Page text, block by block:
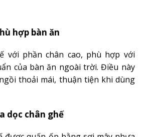
hợp bàn ăn
với phần chân cao, phù hợp với
của bàn ăn ngoài trời. Điều này
thoải mái, thuận tiện khi dùng
dọc chân ghế